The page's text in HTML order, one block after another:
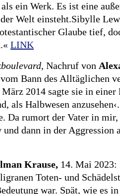
ein Werk. Es ist eine
Welt einsteht.Sibylle
Glaube tief,
LINK
, Nachruf von
Bann des Alltäglichen
2014 sagte sie in
als Halbwesen
Da rumort der Vater in
dann in der Aggression
Krause, 14. Mai 2023:
Toten- und
war. Spät, wie es